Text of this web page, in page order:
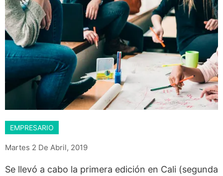
EMPRESARIO
Martes 2 De Abril, 2019
Se llevó a cabo la primera edición en Cali (segunda